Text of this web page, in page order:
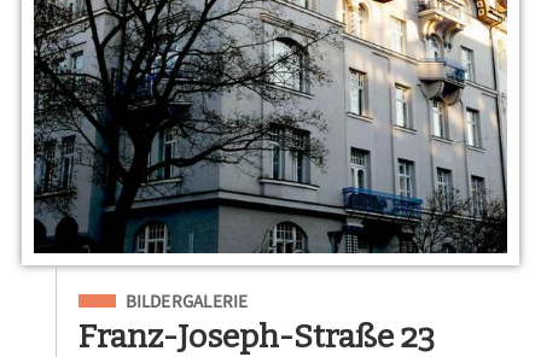
Eingeordnet unter
BILDERGALERIE
Franz-Joseph-Straße 23